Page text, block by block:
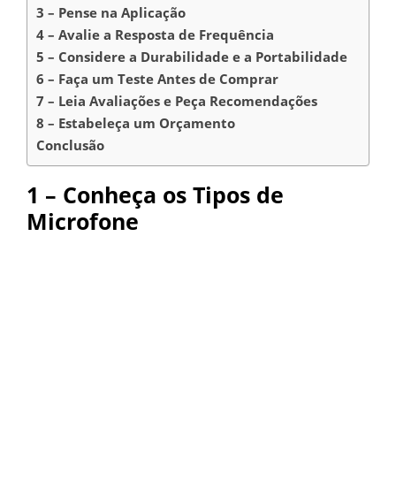
3 – Pense na Aplicação
4 – Avalie a Resposta de Frequência
5 – Considere a Durabilidade e a Portabilidade
6 – Faça um Teste Antes de Comprar
7 – Leia Avaliações e Peça Recomendações
8 – Estabeleça um Orçamento
Conclusão
1 – Conheça os Tipos de
Microfone